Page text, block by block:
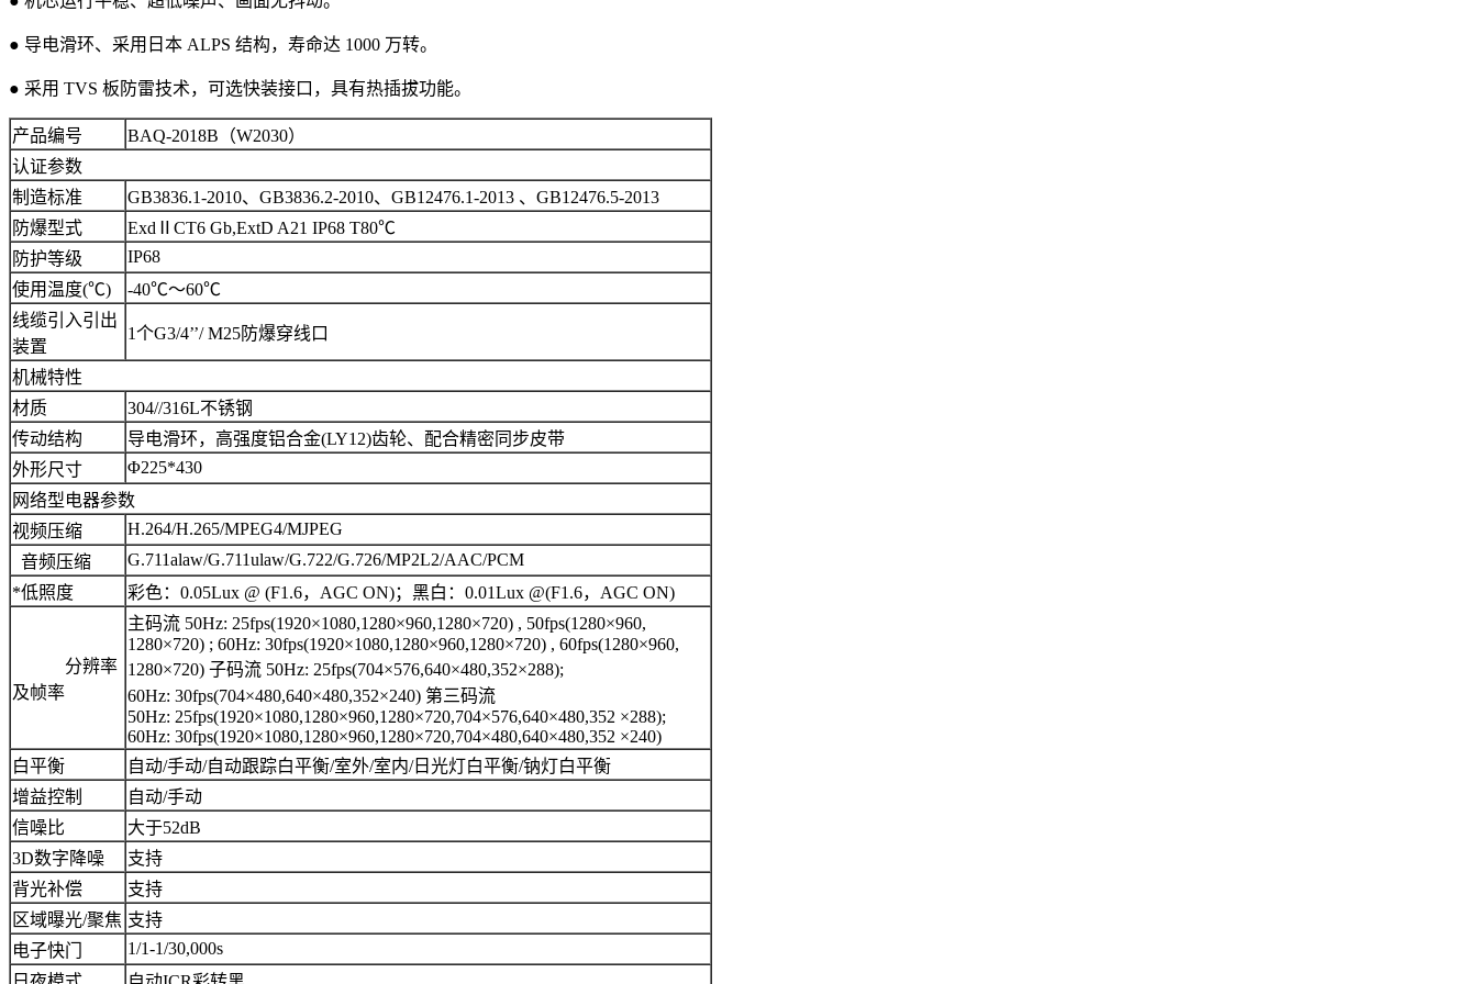
● 导电滑环、采用日本 ALPS 结构，寿命达 1000 万转。
● 采用 TVS 板防雷技术，可选快装接口，具有热插拔功能。
产品编号
BAQ-2018B（W2030）
认证参数
制造标准
GB3836.1-2010、GB3836.2-2010、GB12476.1-2013 、GB12476.5-2013
防爆型式
ExdⅡCT6 Gb,ExtD A21 IP68 T80℃
防护等级
IP68
使用温度(℃)
-40℃～60℃
线缆引入引出
装置
1个G3/4’’/ M25防爆穿线口
机械特性
材质
304//316L不锈钢
传动结构
导电滑环，高强度铝合金(LY12)齿轮、配合精密同步皮带
外形尺寸
Φ225*430
网络型电器参数
视频压缩
H.264/H.265/MPEG4/MJPEG
音频压缩
G.711alaw/G.711ulaw/G.722/G.726/MP2L2/AAC/PCM
*低照度
彩色：0.05Lux @ (F1.6，AGC ON)；黑白：0.01Lux @(F1.6，AGC ON)
分辨率
及帧率
主码流 50Hz: 25fps(1920×1080,1280×960,1280×720) , 50fps(1280×960,
1280×720) ; 60Hz: 30fps(1920×1080,1280×960,1280×720) , 60fps(1280×960,
1280×720) 子码流 50Hz: 25fps(704×576,640×480,352×288);
60Hz: 30fps(704×480,640×480,352×240) 第三码流
50Hz: 25fps(1920×1080,1280×960,1280×720,704×576,640×480,352 ×288);
60Hz: 30fps(1920×1080,1280×960,1280×720,704×480,640×480,352 ×240)
白平衡
自动/手动/自动跟踪白平衡/室外/室内/日光灯白平衡/钠灯白平衡
增益控制
自动/手动
信噪比
大于52dB
3D数字降噪
支持
背光补偿
支持
区域曝光/聚焦 支持
电子快门
1/1-1/30,000s